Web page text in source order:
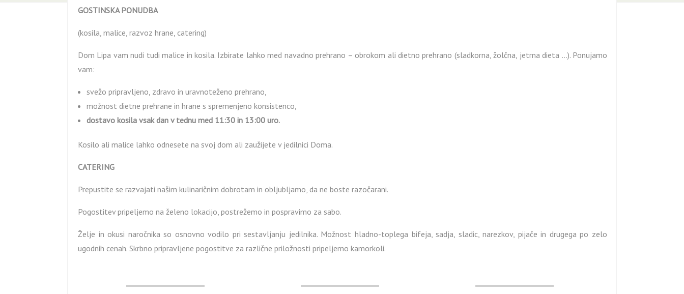
GOSTINSKA PONUDBA
(kosila, malice, razvoz hrane, catering)
Dom Lipa vam nudi tudi malice in kosila. Izbirate lahko med navadno prehrano – obrokom ali dietno prehrano (sladkorna, žolčna, jetrna dieta ...). Ponujamo
vam:
svežo pripravljeno, zdravo in uravnoteženo prehrano,
možnost dietne prehrane in hrane s spremenjeno konsistenco,
dostavo kosila vsak dan v tednu med 11:30 in 13:00 uro.
Kosilo ali malice lahko odnesete na svoj dom ali zaužijete v jedilnici Doma.
CATERING
Prepustite se razvajati našim kulinaričnim dobrotam in obljubljamo, da ne boste razočarani.
Pogostitev pripeljemo na želeno lokacijo, postrežemo in pospravimo za sabo.
Želje in okusi naročnika so osnovno vodilo pri sestavljanju jedilnika. Možnost hladno-toplega bifeja, sadja, sladic, narezkov, pijače in drugega po zelo
ugodnih cenah. Skrbno pripravljene pogostitve za različne priložnosti pripeljemo kamorkoli.